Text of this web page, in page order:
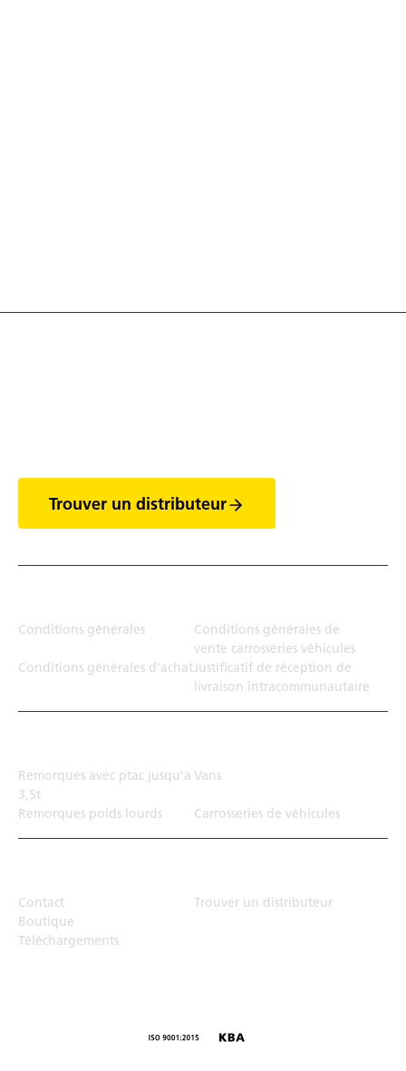
Trouver un distributeur
Conditions générales
Conditions générales de
vente carrosseries véhicules
Conditions générales d'achatJustificatif de réception de
livraison intracommunautaire
Remorques avec ptac jusqu'a
3,5t
Vans
Remorques poids lourds Carrosseries de véhicules
Contact
Trouver un distributeur
Boutique
Téléchargements